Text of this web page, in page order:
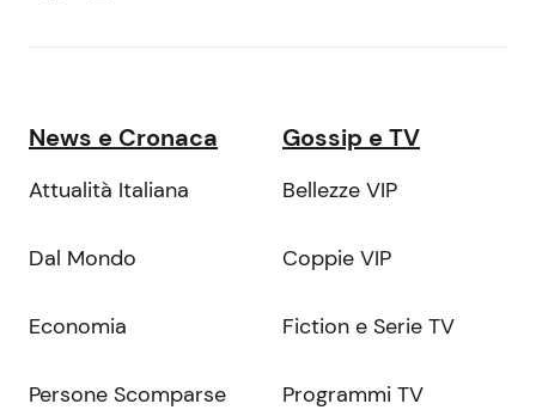
News e Cronaca
Attualità Italiana
Dal Mondo
Economia
Persone Scomparse
Gossip e TV
Bellezze VIP
Coppie VIP
Fiction e Serie TV
Programmi TV